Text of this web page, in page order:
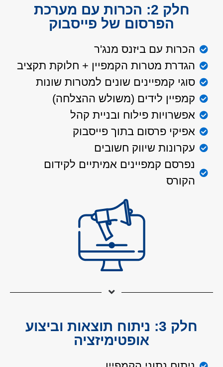
חלק 2: הכרות עם מערכת
הפרסום של פייסבוק
הכרות עם ביזנס מנג'ר
הגדרת מטרות הקמפיין + חלוקת תקציב
סוגי קמפיינים שונים למטרות שונות
קמפיין לידים (משולש ההצלחה)
אפשרויות פילוח ובניית קהל
אפיקי פרסום בתוך פייסבוק
עקרונות שיווק חשובים
נפרסם קמפיינים אמיתיים לקידום
הקורס
חלק 3: ניתוח תוצאות וביצוע
אופטימיזציה